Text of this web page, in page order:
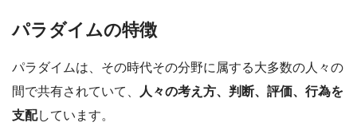
パラダイムの特徴
パラダイムは、その時代その分野に属する大多数の人々の
間で共有されていて、
人々の考え方、判断、評価、行為を
支配しています。